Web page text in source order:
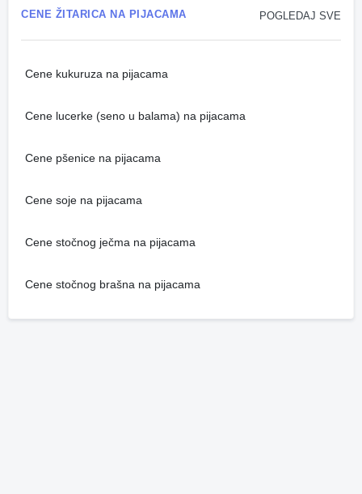
POGLEDAJ SVE
CENE ŽITARICA NA PIJACAMA
Cene kukuruza na pijacama
Cene lucerke (seno u balama) na pijacama
Cene pšenice na pijacama
Cene soje na pijacama
Cene stočnog ječma na pijacama
Cene stočnog brašna na pijacama